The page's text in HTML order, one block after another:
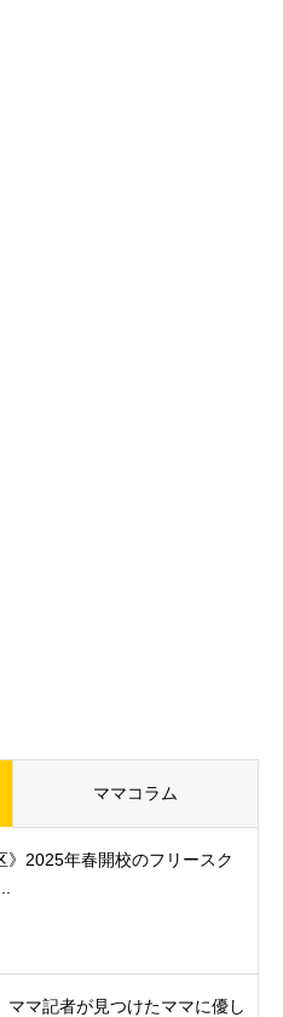
ママコラム
》2025年春開校のフリースク
ママ記者が見つけたママに優し